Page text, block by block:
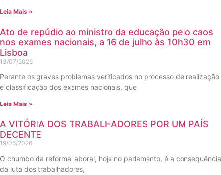
Leia Mais »
Ato de repúdio ao ministro da educação pelo caos
nos exames nacionais, a 16 de julho às 10h30 em
Lisboa
13/07/2026
Perante os graves problemas verificados no processo de realização
e classificação dos exames nacionais, que
Leia Mais »
A VITÓRIA DOS TRABALHADORES POR UM PAÍS
DECENTE
19/06/2026
O chumbo da reforma laboral, hoje no parlamento, é a consequência
da luta dos trabalhadores,